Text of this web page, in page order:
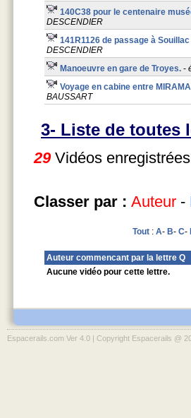
140C38 pour le centenaire
DESCENDIER
141R1126 de passage à
DESCENDIER
Manoeuvre en gare de Troyes. -
Voyage en cabine entre
BAUSSART
3- Liste de toutes
29Vidéos
Classer par : Auteur -
Tout : A- B- C-
Auteur commencant par la lettre Q
Aucune vidéo pour cette lettre.
Espacerails.com Ver 4.0 | Copyright Espacerails @